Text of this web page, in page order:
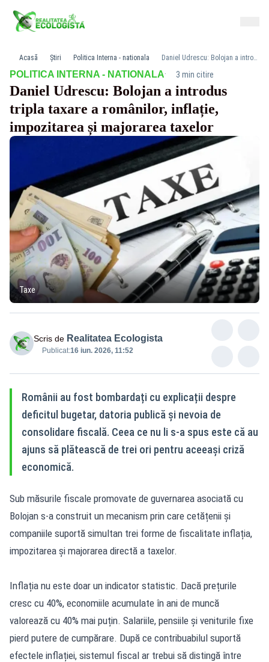
Acasă Știri Politica Interna - nationala Daniel Udrescu: Bolojan a introdus tripla taxare a românilor, inflație, impozitarea și majorarea taxelor
POLITICA INTERNA - NATIONALA· 3 min citire
Daniel Udrescu: Bolojan a introdus
tripla taxare a românilor, inflație,
impozitarea și majorarea taxelor
Taxe
Scris de Realitatea Ecologista
Publicat:16 iun. 2026, 11:52
Românii au fost bombardați cu explicații despre
deficitul bugetar, datoria publică și nevoia de
consolidare fiscală. Ceea ce nu li s-a spus este că au
ajuns să plătească de trei ori pentru aceeași criză
economică.
Sub măsurile fiscale promovate de guvernarea asociată cu
Bolojan s-a construit un mecanism prin care cetățenii și
companiile suportă simultan trei forme de fiscalitate inflația,
impozitarea și majorarea directă a taxelor.
Inflația nu este doar un indicator statistic. Dacă prețurile
cresc cu 40%, economiile acumulate în ani de muncă
valorează cu 40% mai puțin. Salariile, pensiile și veniturile fixe
pierd putere de cumpărare. După ce contribuabilul suportă
efectele inflației, sistemul fiscal ar trebui să distingă între